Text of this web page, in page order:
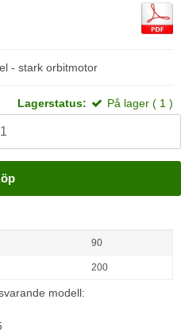
- stark orbitmotor
Lagerstatus: På lager ( 1 )
90
200
modell: